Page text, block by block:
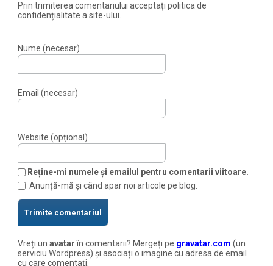
Prin trimiterea comentariului acceptați politica de
confidențialitate a site-ului.
Nume (necesar)
Email (necesar)
Website (opțional)
Reține-mi numele și emailul pentru comentarii viitoare.
Anunță-mă și când apar noi articole pe blog.
Vreți unavatarîn comentarii? Mergeți pe gravatar.com (un
serviciu Wordpress) și asociați o imagine cu adresa de email
cu care comentați.